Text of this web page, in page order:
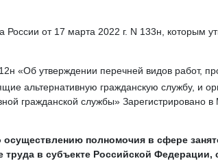
России от 17 марта 2022 г. N 133н, которым
«Об утверждении перечней видов работ,
альтернативную гражданскую службу, и
гражданской службы» Зарегистрировано
полномочия в сфере
в субъекте Российской Федерации,